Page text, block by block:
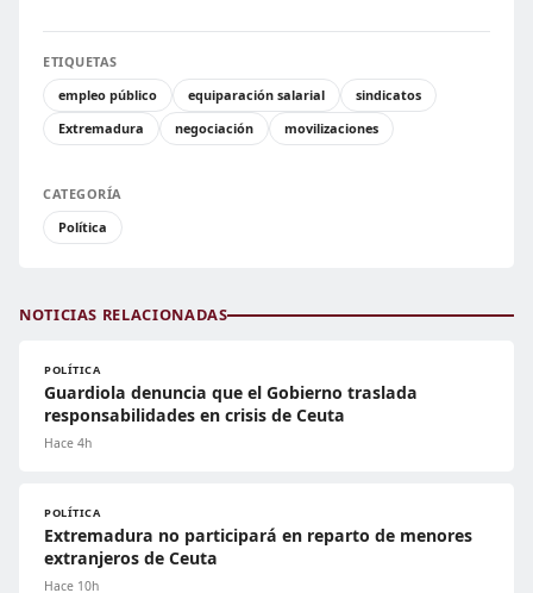
ETIQUETAS
empleo público
equiparación salarial
sindicatos
Extremadura
negociación movilizaciones
CATEGORÍA
Política
NOTICIAS RELACIONADAS
POLÍTICA
Guardiola denuncia que el Gobierno traslada
responsabilidades en crisis de Ceuta
Hace 4h
POLÍTICA
Extremadura no participará en reparto de menores
extranjeros de Ceuta
Hace 10h